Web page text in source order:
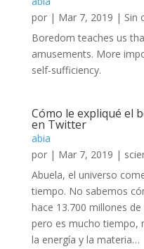
por | Mar 7, 2019 | Sin
Boredom teaches us
amusements. More
self-sufficiency.
Cómo le expliqué el
en Twitter
abia
por | Mar 7, 2019 |
Abuela, el universo
tiempo. No sabemos
hace 13.700 millones
pero es mucho tiempo,
la energía y la materia…